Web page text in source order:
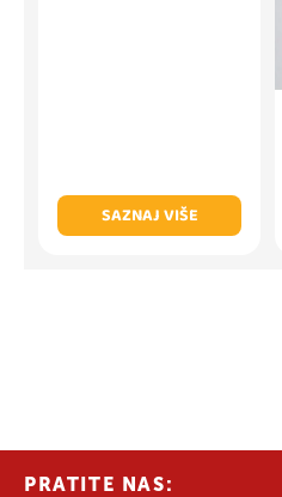
SAZNAJ VIŠE
PRATITE NAS: